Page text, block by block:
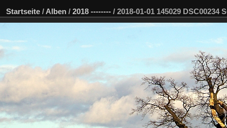
Startseite / Alben / 2018 -------- / 2018-01-01 145029 DSC00234